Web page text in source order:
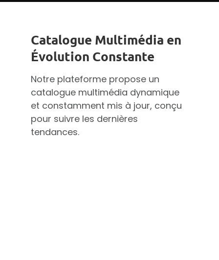
Catalogue Multimédia en
Évolution Constante
Notre plateforme propose un
catalogue multimédia dynamique
et constamment mis à jour, conçu
pour suivre les dernières
tendances.